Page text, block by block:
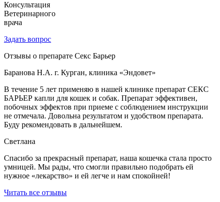
Консультация
Ветеринарного
врача
Задать вопрос
Отзывы о препарате Секс Барьер
Баранова Н.А. г. Курган, клиника «Эндовет»
В течение 5 лет применяю в нашей клинике препарат СЕКС
БАРЬЕР капли для кошек и собак. Препарат эффективен,
побочных эффектов при приеме с соблюдением инструкции
не отмечала. Довольна результатом и удобством препарата.
Буду рекомендовать в дальнейшем.
Светлана
Спасибо за прекрасный препарат, наша кошечка стала просто
умницей. Мы рады, что смогли правильно подобрать ей
нужное «лекарство» и ей легче и нам спокойней!
Читать все отзывы